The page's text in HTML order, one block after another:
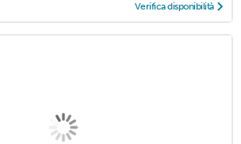
Verifica disponibilità